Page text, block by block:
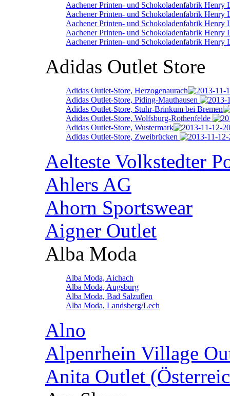
Aachener Printen- und Schokoladenfabrik Henry
Aachener Printen- und Schokoladenfabrik Henry
Aachener Printen- und Schokoladenfabrik Henry
Aachener Printen- und Schokoladenfabrik Henry
Aachener Printen- und Schokoladenfabrik Henry
Adidas Outlet Store
Adidas Outlet-Store, Herzogenaurach
Adidas Outlet-Store, Piding-Mauthausen
Adidas Outlet-Store, Stuhr-Brinkum bei Bremen
Adidas Outlet-Store, Wolfsburg-Rothenfelde
Adidas Outlet-Store, Wustermark
Adidas Outlet-Store, Zweibrücken
Aelteste Volkstedter
Ahlers AG
Ahorn Sportswear
Aigner Outlet
Alba Moda
Alba Moda, Aichach
Alba Moda, Augsburg
Alba Moda, Bad Salzuflen
Alba Moda, Landsberg/Lech
Alno
Alpenrhein Village
Anita Outlet